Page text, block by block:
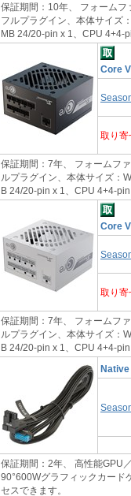
保証期間：10年、 フォームフ
フルプラグイン、本体サイズ
MB 24/20-pin x 1、CPU 4+4-
Core
取り寄
保証期間：7年、 フォームフ
ルプラグイン、本体サイズ：
B 24/20-pin x 1、CPU 4+4-pin
Core
取り寄
保証期間：7年、 フォームフ
ルプラグイン、本体サイズ：
B 24/20-pin x 1、CPU 4+4-pin
Native
保証期間：2年、 高性能GPU
90°600Wグラフィックカード
セスできます。